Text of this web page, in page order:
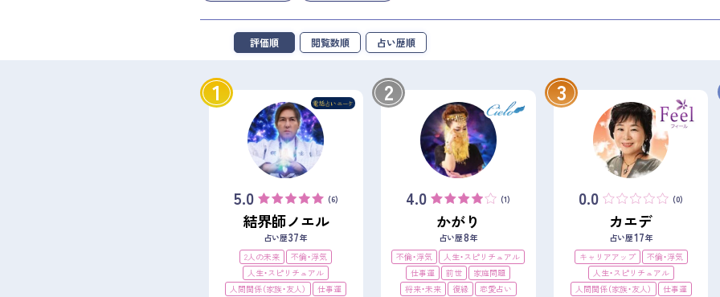
評価順 閲覧数順 占い歴順
1
5.0 (6)
結界師ノエル
占い歴37年
2人の未来
不倫・浮気
人生・スピリチュアル
人間関係（家族・友人）
仕事運
2
4.0 (1)
かがり
占い歴8年
不倫・浮気
人生・スピリチュアル
仕事運
前世
家庭問題
将来・未来
復縁 恋愛占い
3
0.0 (0)
カエデ
占い歴17年
キャリアアップ
不倫・浮気
人生・スピリチュアル
人間関係（家族・友人）
仕事運